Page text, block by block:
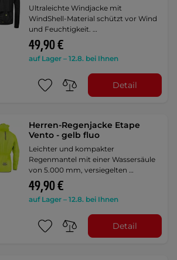
Ultraleichte Windjacke mit
WindShell-Material schützt vor Wind
und Feuchtigkeit. …
49,90 €
auf Lager – 12.8. bei Ihnen
Detail
Herren-Regenjacke Etape
Vento - gelb fluo
Leichter und kompakter
Regenmantel mit einer Wassersäule
von 5.000 mm, versiegelten …
49,90 €
auf Lager – 12.8. bei Ihnen
Detail